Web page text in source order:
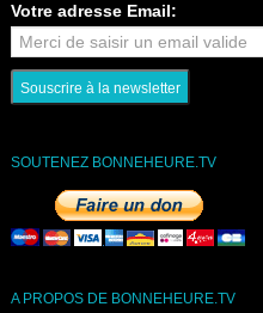
Votre adresse Email:
SOUTENEZ BONNEHEURE.TV
A PROPOS DE BONNEHEURE.TV